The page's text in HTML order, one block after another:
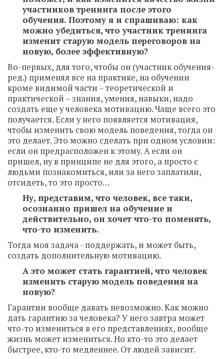
участников тренинга после этого
обучения. Поэтому я и спрашиваю: как
можно убедиться, что участник тренинга
изменит старую модель переговоров на
новую, более эффективную?
Во-первых, для того, чтобы он (участник обучения-
ред.) применял все на практике, на обучении
кроме видимой части – теоретической и
практической – знания, умения, навыки, надо
создать еще у человека мотивацию. Чаще всего это
получается. Если у него появляется мотивация,
чтобы изменить свою модель поведения, тогда он
это делает. Это можно сделать при одном условии:
если он предрасположен к этому. А если он
пришел, ну в принципе не для этого, а просто с
людьми познакомиться, или за него заплатили,
отсидеть, то это просто…
Ну, представим, что человек, все таки,
осознанно пришел на обучение и
действительно, он хочет что-то поменять,
что-то изменить.
Тогда моя задача - поддержать, и может быть,
создать дополнительную мотивацию.
А это может стать гарантией, что человек
изменить старую модель поведения на
новую?
Гарантии вообще давать невозможно. Как можно
дать гарантию за человека? У него завтра может
что-то измениться в его представлениях, вообще
жизнь может измениться. Но кто-то это делает
быстрее, кто-то медленнее. От людей зависит.